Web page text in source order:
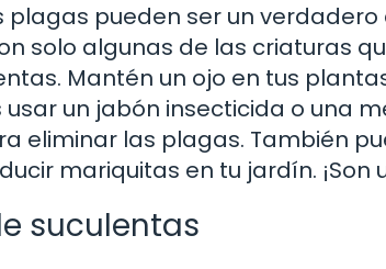
plagas pueden ser un
solo algunas de las criaturas
Mantén un ojo en tus
un jabón insecticida o una
eliminar las plagas. También
mariquitas en tu jardín. ¡Son
suculentas